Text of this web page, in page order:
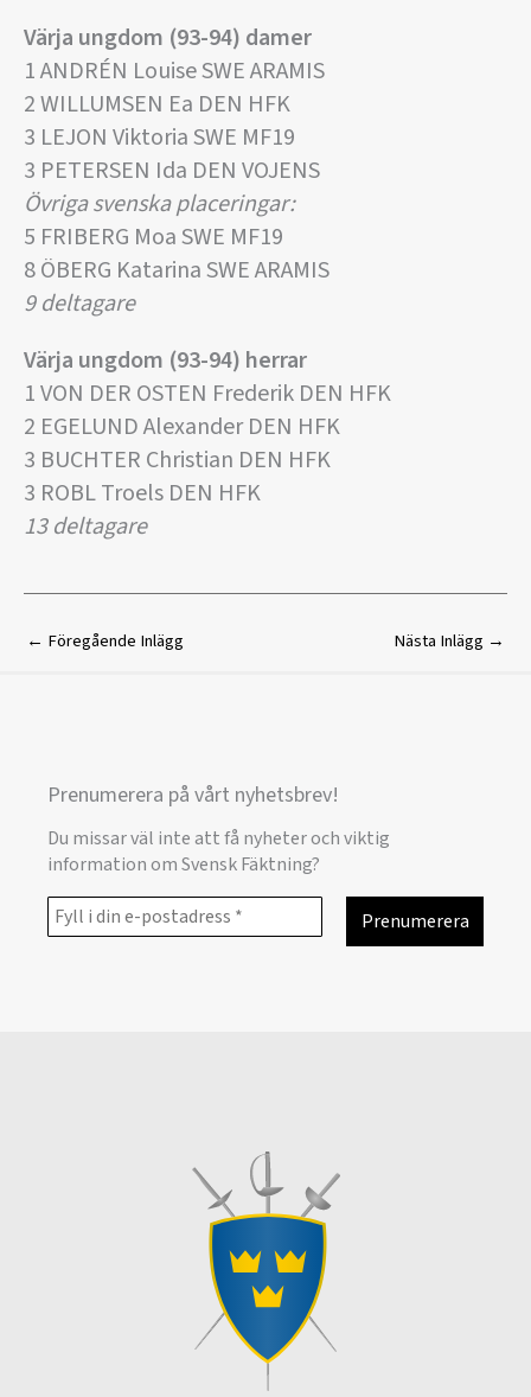
Värja ungdom (93-94) damer
1 ANDRÉN Louise SWE ARAMIS
2 WILLUMSEN Ea DEN HFK
3 LEJON Viktoria SWE MF19
3 PETERSEN Ida DEN VOJENS
Övriga svenska placeringar:
5 FRIBERG Moa SWE MF19
8 ÖBERG Katarina SWE ARAMIS
9 deltagare
Värja ungdom (93-94) herrar
1 VON DER OSTEN Frederik DEN HFK
2 EGELUND Alexander DEN HFK
3 BUCHTER Christian DEN HFK
3 ROBL Troels DEN HFK
13 deltagare
← Föregående Inlägg Nästa Inlägg →
Prenumerera på vårt nyhetsbrev!
Du missar väl inte att få nyheter och viktig
information om Svensk Fäktning?